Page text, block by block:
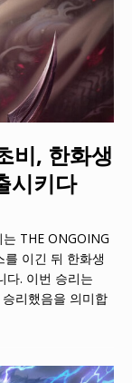
비, 한화생
시키다
THE ONGOING
이긴 뒤 한화생
다. 이번 승리는
리했음을 의미합